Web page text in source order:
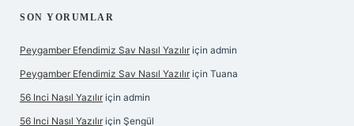
SON YORUMLAR
Peygamber Efendimiz Sav Nasıl Yazılır için admin
Peygamber Efendimiz Sav Nasıl Yazılır için Tuana
56 Inci Nasıl Yazılır için admin
56 Inci Nasıl Yazılır için Şengül